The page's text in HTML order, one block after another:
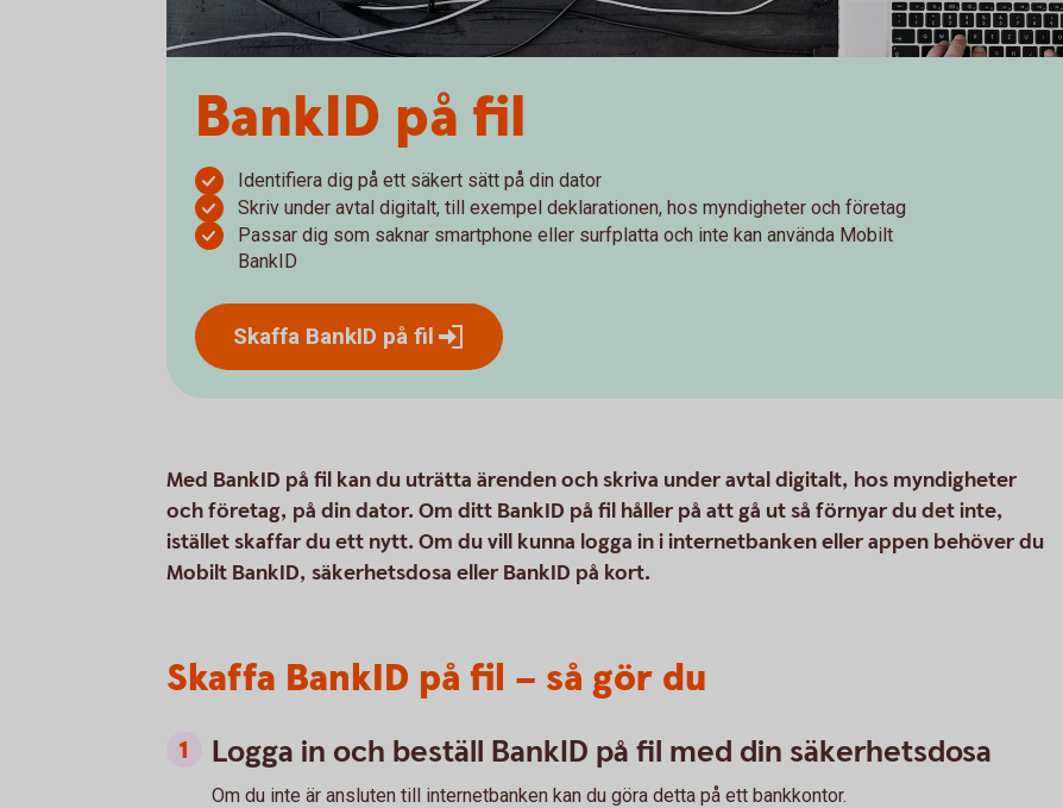
BankID på fil
Identifiera dig på ett säkert sätt på din dator
Skriv under avtal digitalt, till exempel deklarationen, hos myndigheter och företag
Passar dig som saknar smartphone eller surfplatta och inte kan använda Mobilt
BankID
Skaffa BankID på fil
Med BankID på fil kan du uträtta ärenden och skriva under avtal digitalt, hos myndigheter
och företag, på din dator. Om ditt BankID på fil håller på att gå ut så förnyar du det inte,
istället skaffar du ett nytt. Om du vill kunna logga in i internetbanken eller appen behöver du
Mobilt BankID, säkerhetsdosa eller BankID på kort.
Skaffa BankID på fil – så gör du
Logga in och beställ BankID på fil med din säkerhetsdosa
Om du inte är ansluten till internetbanken kan du göra detta på ett bankkontor.